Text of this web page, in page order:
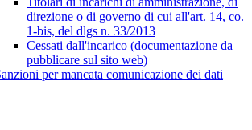
direzione o di governo di cui all'art. 14, co.
1-bis, del dlgs n. 33/2013
Cessati dall'incarico (documentazione da
pubblicare sul sito web)
per mancata comunicazione dei dati